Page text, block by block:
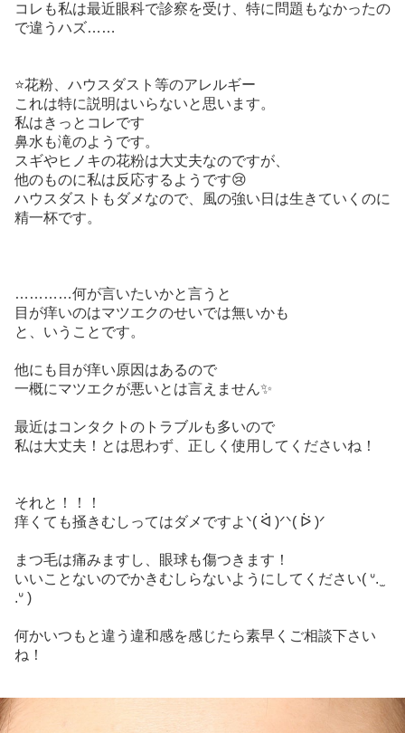
コレも私は最近眼科で診察を受け、特に問題もなかったの
で違うハズ……
⭐️花粉、ハウスダスト等のアレルギー
これは特に説明はいらないと思います。
私はきっとコレです
鼻水も滝のようです。
スギやヒノキの花粉は大丈夫なのですが、
他のものに私は反応するようです😢
ハウスダストもダメなので、風の強い日は生きていくのに
精一杯です。
…………何が言いたいかと言うと
目が痒いのはマツエクのせいでは無いかも
と、いうことです。
他にも目が痒い原因はあるので
一概にマツエクが悪いとは言えません✨
最近はコンタクトのトラブルも多いので
私は大丈夫！とは思わず、正しく使用してくださいね！
それと！！！
痒くても掻きむしってはダメですよᐠ( ᐛ )ᐟᐠ( ᐖ )ᐟ
まつ毛は痛みますし、眼球も傷つきます！
いいことないのでかきむしらないようにしてください( ᐡ. ̫
.ᐡ )
何かいつもと違う違和感を感じたら素早くご相談下さい
ね！